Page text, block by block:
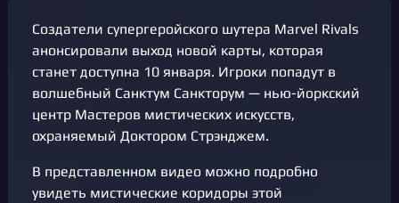
Создатели супергеройского шутера Marvel Rivals
анонсировали выход новой карты, которая
станет доступна 10 января. Игроки попадут в
волшебный Санктум Санкторум — нью-йоркский
центр Мастеров мистических искусств,
охраняемый Доктором Стрэнджем.
В представленном видео можно подробно
увидеть мистические коридоры этой